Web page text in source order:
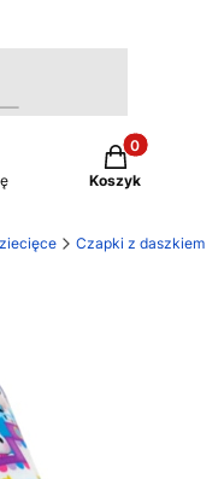
Produkty w
Koszyk
Czapki z daszkiem